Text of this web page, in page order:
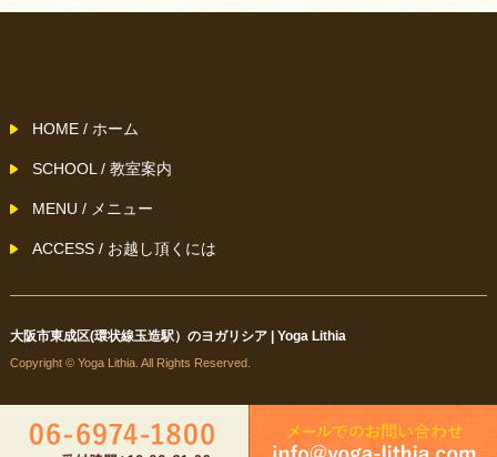
HOME / ホーム
SCHOOL / 教室案内
MENU / メニュー
ACCESS / お越し頂くには
大阪市東成区(環状線玉造駅）のヨガリシア | Yoga Lithia
Copyright © Yoga Lithia. All Rights Reserved.